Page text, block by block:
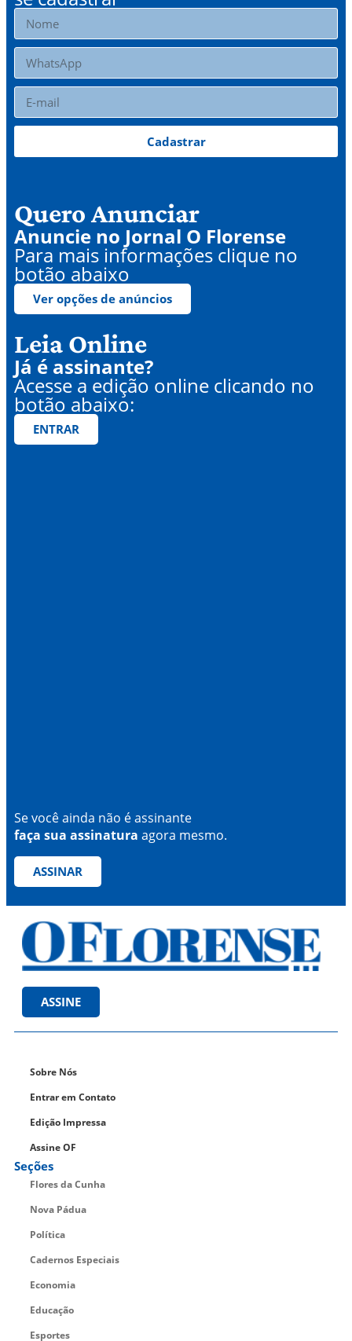
Cadastrar
Quero Anunciar
Anuncie no Jornal O Florense
Para mais informações clique no
botão abaixo
Ver opções de anúncios
Leia Online
Já é assinante?
Acesse a edição online clicando no
botão abaixo:
ENTRAR
Se você ainda não é assinante
faça sua assinatura agora mesmo.
ASSINAR
ASSINE
Sobre Nós
Entrar em Contato
Edição Impressa
Assine OF
Seções
Flores da Cunha
Nova Pádua
Política
Cadernos Especiais
Economia
Educação
Esportes